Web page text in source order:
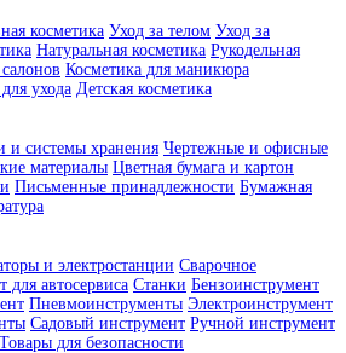
косметика Уход за телом Уход за
Натуральная косметика Рукодельная
Косметика для маникюра
ухода Детская косметика
и системы хранения Чертежные и офисные
материалы Цветная бумага и картон
Письменные принадлежности Бумажная
и электростанции Сварочное
для автосервиса Станки Бензоинструмент
Пневмоинструменты Электроинструмент
Садовый инструмент Ручной инструмент
Товары для безопасности